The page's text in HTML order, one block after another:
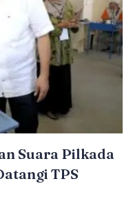
Suara Pilkada
TPS